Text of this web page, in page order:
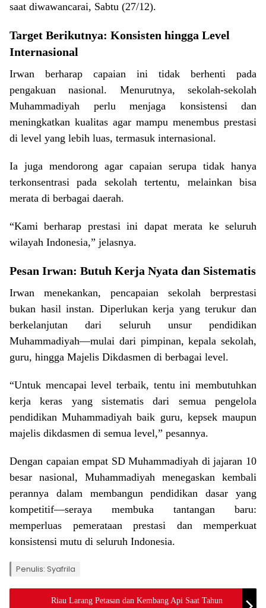
saat diwawancarai, Sabtu (27/12).
Target Berikutnya: Konsisten hingga Level
Internasional
Irwan berharap capaian ini tidak berhenti pada
pengakuan nasional. Menurutnya, sekolah-sekolah
Muhammadiyah perlu menjaga konsistensi dan
meningkatkan kualitas agar mampu menembus prestasi
di level yang lebih luas, termasuk internasional.
Ia juga mendorong agar capaian serupa tidak hanya
terkonsentrasi pada sekolah tertentu, melainkan bisa
merata di berbagai daerah.
“Kami berharap prestasi ini dapat merata ke seluruh
wilayah Indonesia,” jelasnya.
Pesan Irwan: Butuh Kerja Nyata dan Sistematis
Irwan menekankan, pencapaian sekolah berprestasi
bukan hasil instan. Diperlukan kerja yang terukur dan
berkelanjutan dari seluruh unsur pendidikan
Muhammadiyah—mulai dari pimpinan, kepala sekolah,
guru, hingga Majelis Dikdasmen di berbagai level.
“Untuk mencapai level terbaik, tentu ini membutuhkan
kerja keras yang sistematis dari semua pengelola
pendidikan Muhammadiyah baik guru, kepsek maupun
majelis dikdasmen di semua level,” pesannya.
Dengan capaian empat SD Muhammadiyah di jajaran 10
besar nasional, Muhammadiyah menegaskan kembali
perannya dalam membangun pendidikan dasar yang
kompetitif—seraya membuka tantangan baru:
memperluas pemerataan prestasi dan memperkuat
konsistensi mutu di seluruh Indonesia.
Penulis: Syafrila
Riau Larang Petasan dan Kembang Api Saat Tahun